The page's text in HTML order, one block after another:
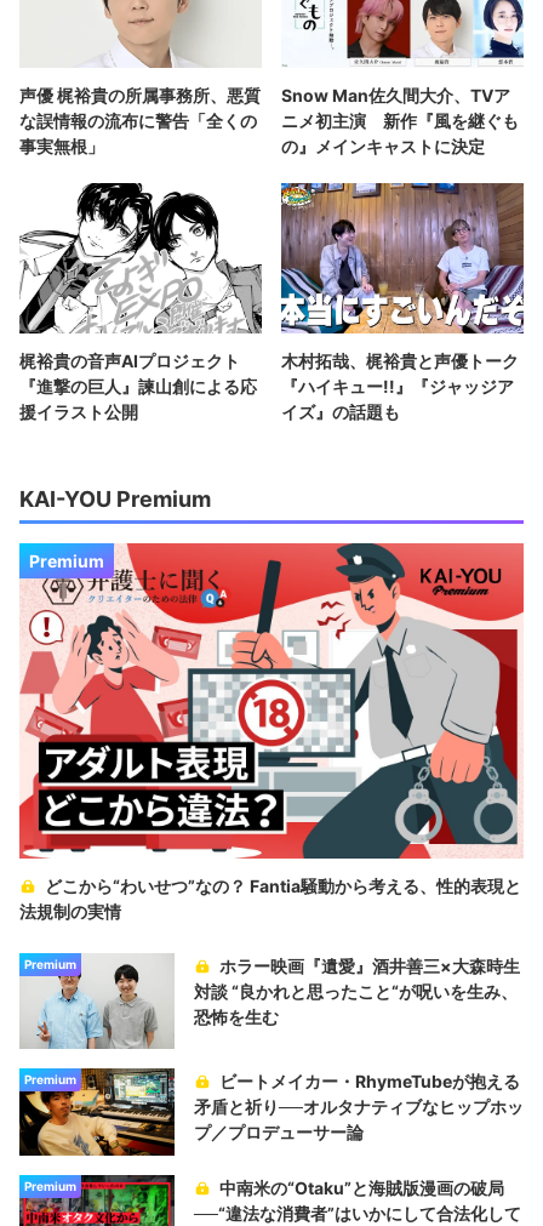
声優 梶裕貴の所属事務所、悪質
な誤情報の流布に警告「全くの
事実無根」
Snow Man佐久間大介、TVア
ニメ初主演 新作『風を継ぐも
の』メインキャストに決定
梶裕貴の音声AIプロジェクト
『進撃の巨人』諫山創による応
援イラスト公開
木村拓哉、梶裕貴と声優トーク
『ハイキュー!!』『ジャッジア
イズ』の話題も
KAI-YOU Premium
Premium
どこから“わいせつ”なの？ Fantia騒動から考える、性的表現と
法規制の実情
Premium
ホラー映画『遺愛』酒井善三×大森時生
対談 “良かれと思ったこと“が呪いを生み、
恐怖を生む
Premium
ビートメイカー・RhymeTubeが抱える
矛盾と祈り──オルタナティブなヒップホッ
プ／プロデューサー論
Premium
中南米の“Otaku”と海賊版漫画の破局
──“違法な消費者”はいかにして合法化して